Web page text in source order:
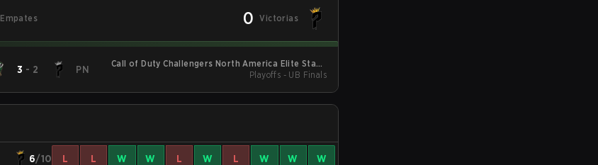
Empates 0 Victorias
3 - 2 PN
Call of Duty Challengers North America Elite Stage
3
Playoffs - UB Finals
6/10 L L W W L W L W W W